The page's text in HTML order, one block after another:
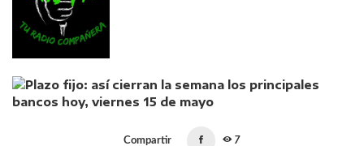
Plazo fijo: así cierran la semana los principales
bancos hoy, viernes 15 de mayo
Compartir 7